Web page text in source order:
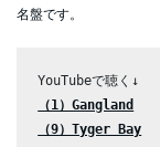
名盤です。
（1）Gangland
（9）Tyger Bay